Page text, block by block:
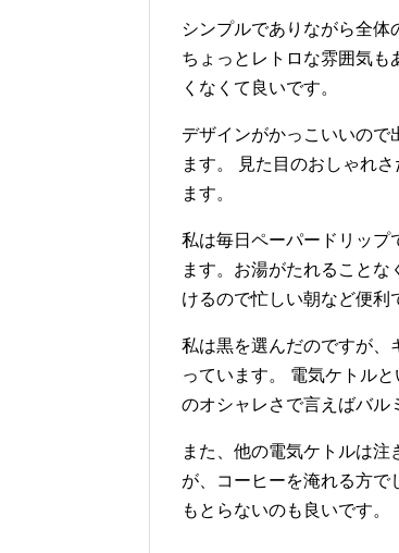
シンプルでありながら全体
ちょっとレトロな雰囲気も
くなくて良いです。
デザインがかっこいいので
ます。 見た目のおしゃれ
ます。
私は毎日ペーパードリップ
ます。お湯がたれること
けるので忙しい朝など便利
私は黒を選んだのですが、
っています。 電気ケトル
のオシャレさで言えばバル
また、他の電気ケトルは
が、コーヒーを淹れる方で
もとらないのも良いです。